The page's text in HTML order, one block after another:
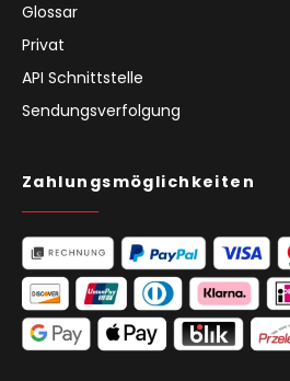
Glossar
Privat
API Schnittstelle
Sendungsverfolgung
Zahlungsmöglichkeiten